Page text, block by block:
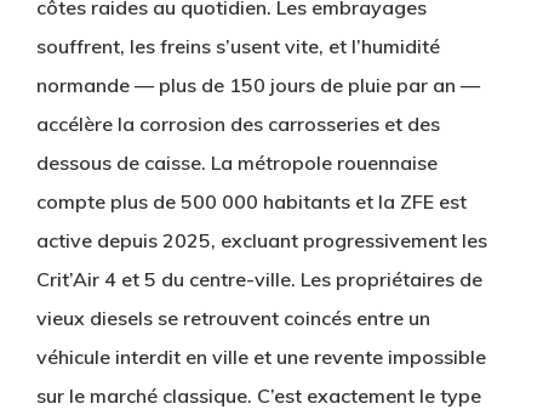
côtes raides au quotidien. Les embrayages
souffrent, les freins s’usent vite, et l’humidité
normande — plus de 150 jours de pluie par an —
accélère la corrosion des carrosseries et des
dessous de caisse. La métropole rouennaise
compte plus de 500 000 habitants et la ZFE est
active depuis 2025, excluant progressivement les
Crit’Air 4 et 5 du centre-ville. Les propriétaires de
vieux diesels se retrouvent coincés entre un
véhicule interdit en ville et une revente impossible
sur le marché classique. C’est exactement le type